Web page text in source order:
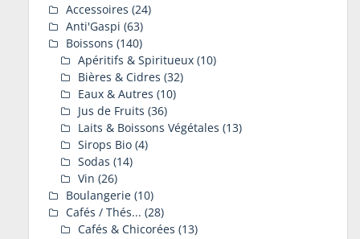
Accessoires (24)
Anti'Gaspi (63)
Boissons (140)
Apéritifs & Spiritueux (10)
Bières & Cidres (32)
Eaux & Autres (10)
Jus de Fruits (36)
Laits & Boissons Végétales (13)
Sirops Bio (4)
Sodas (14)
Vin (26)
Boulangerie (10)
Cafés / Thés... (28)
Cafés & Chicorées (13)